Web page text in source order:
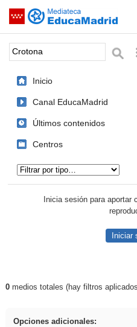
Saltar navegación
Palabra o frase:
Inicio
Canal EducaMadrid
Últimos contenidos
Centros
Inicia sesión para aportar
Iniciar
Resultados de:
0medios totales (hay filtros
Opciones adicionales: